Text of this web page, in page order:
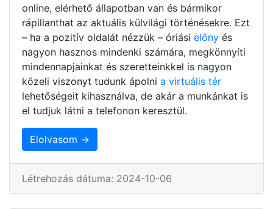
online, elérhető állapotban van és bármikor
rápillanthat az aktuális külvilági történésekre. Ezt
– ha a pozitív oldalát nézzük – óriási előny és
nagyon hasznos mindenki számára, megkönnyíti
mindennapjainkat és szeretteinkkel is nagyon
közeli viszonyt tudunk ápolni a virtuális tér
lehetőségeit kihasználva, de akár a munkánkat is
el tudjuk látni a telefonon keresztül.
Elolvasom →
Létrehozás dátuma: 2024-10-06